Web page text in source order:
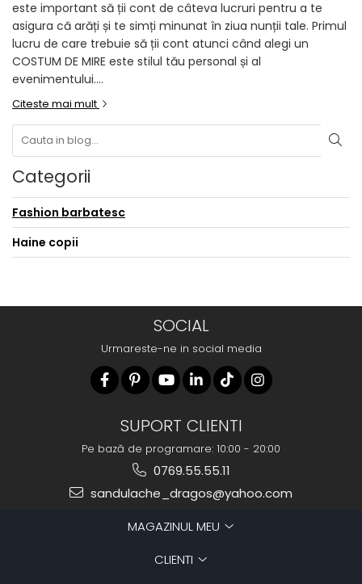
este important să ții cont de câteva lucruri pentru a te
asigura că arăți și te simți minunat în ziua nunții tale. Primul
lucru de care trebuie să ții cont atunci când alegi un
COSTUM DE MIRE este stilul tău personal și al
evenimentului....
Citeste mai mult
Categorii
Fashion barbatesc
Haine copii
SOCIAL
Urmareste-ne in social media
SUPORT CLIENTI
Pe bază de programare: 10:00 - 20:00
0769.55.55.11
sandulache_dragos@yahoo.com
MAGAZINUL MEU
CLIENTI